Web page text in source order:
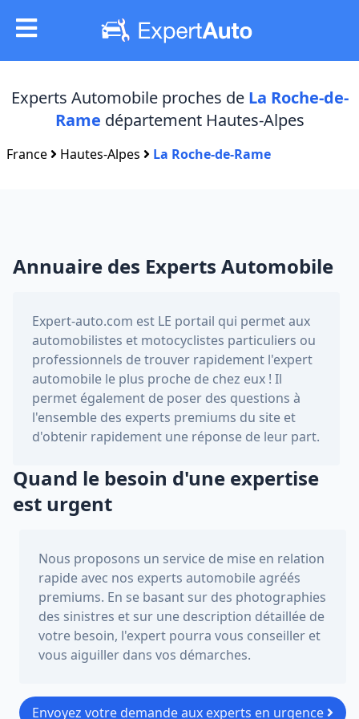
Experts Automobile proches de La Roche-de-
Rame département Hautes-Alpes
France Hautes-Alpes La Roche-de-Rame
Annuaire des Experts Automobile
Expert-auto.com est LE portail qui permet aux
automobilistes et motocyclistes particuliers ou
professionnels de trouver rapidement l'expert
automobile le plus proche de chez eux ! Il
permet également de poser des questions à
l'ensemble des experts premiums du site et
d'obtenir rapidement une réponse de leur part.
Quand le besoin d'une expertise
est urgent
Nous proposons un service de mise en relation
rapide avec nos experts automobile agréés
premiums. En se basant sur des photographies
des sinistres et sur une description détaillée de
votre besoin, l'expert pourra vous conseiller et
vous aiguiller dans vos démarches.
Envoyez votre demande aux experts en urgence